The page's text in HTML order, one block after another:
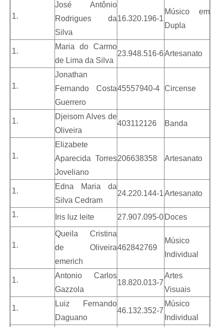
José Antônio
Rodrigues da
Silva
16.320.196-1
Músico em
Dupla
Maria do Carmo
de Lima da Silva
23.948.516-6Artesanato
Jonathan
Fernando Costa
Guerrero
45557940-4 Circense
Djeisom Alves de
Oliveira
403112126 Banda
Elizabete
Aparecida Torres
Joveliano
206638358 Artesanato
Edna Maria da
Silva Cedram
24.220.144-1Artesanato
Iris luz leite 27.907.095-0 Doces
Queila Cristina
de Oliveira
emerich
462842769
Músico
Individual
Antonio Carlos
Gazzola
18.820.013-7
Artes
Visuais
Luiz Fernando
Daguano
46.132.352-7
Músico
Individual